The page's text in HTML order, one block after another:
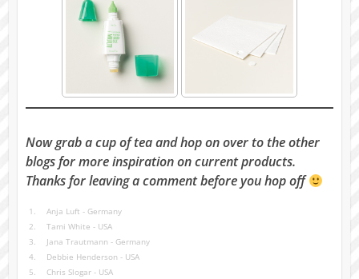
Now grab a cup of tea and hop on over to the other
blogs for more inspiration on current products.
Thanks for leaving a comment before you hop off
1.
Anja Luft - Germany
2.
Tami White - USA
3.
Jana Trautmann - Germany
4.
Debbie Henderson - USA
5.
Chris Slogar - USA